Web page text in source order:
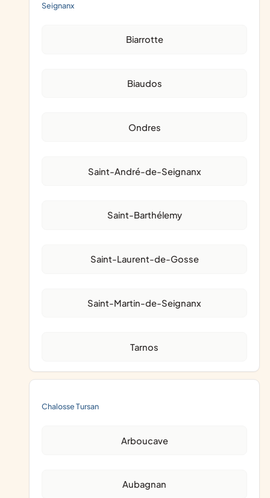
Seignanx
Biarrotte
Biaudos
Ondres
Saint-André-de-Seignanx
Saint-Barthélemy
Saint-Laurent-de-Gosse
Saint-Martin-de-Seignanx
Tarnos
Chalosse Tursan
Arboucave
Aubagnan